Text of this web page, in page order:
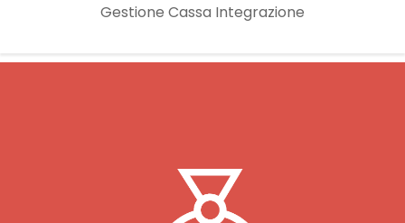
Gestione Cassa Integrazione